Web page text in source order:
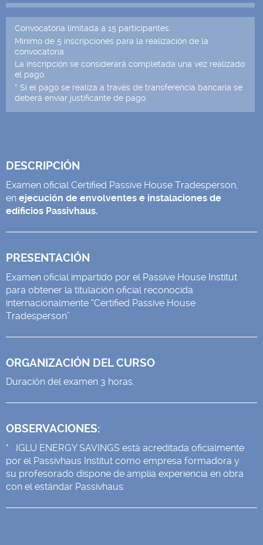
Convocatoria limitada a 15 participantes.
Mínimo de 5 inscripciones para la realización de la
convocatoria.
La inscripción se considerará completada una vez realizado
el pago.
* Si el pago se realiza a través de transferencia bancaria se
deberá enviar justificante de pago.
DESCRIPCIÓN
Examen oficial Certified Passive House Tradesperson,
en ejecución de envolventes e instalaciones de
edificios Passivhaus.
PRESENTACIÓN
Examen oficial impartido por el Passive House Institut
para obtener la titulación oficial reconocida
internacionalmente “Certified Passive House
Tradesperson”
ORGANIZACIÓN DEL CURSO
Duración del examen 3 horas.
OBSERVACIONES:
* IGLU ENERGY SAVINGS està acreditada oficialmente
por el Passivhaus Institut como empresa formadora y
su profesorado dispone de amplia experiencia en obra
con el estándar Passivhaus.